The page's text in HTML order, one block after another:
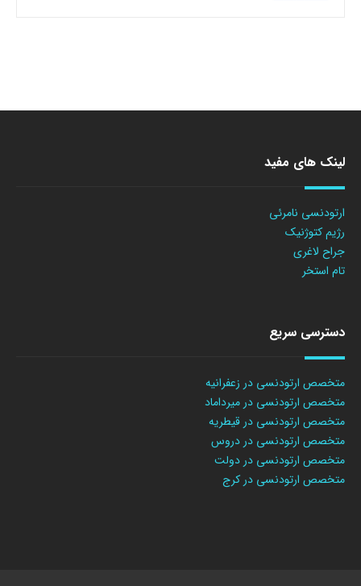
لینک های مفید
ارتودنسی نامرئی
رژیم کتوژنیک
جراح لاغری
تام استخر
دسترسی سریع
متخصص ارتودنسی در زعفرانیه
متخصص ارتودنسی در میرداماد
متخصص ارتودنسی در قیطریه
متخصص ارتودنسی در دروس
متخصص ارتودنسی در دولت
متخصص ارتودنسی در کرج